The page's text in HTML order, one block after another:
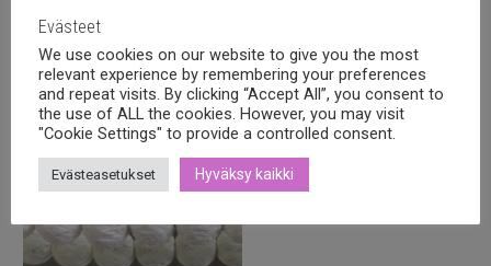
Laavakivi pyöreä 8mm
4,90€ sis alv.
6mm
4,20€ sis alv.
Evästeet
We use cookies on our website to give you the most
relevant experience by remembering your preferences
and repeat visits. By clicking “Accept All”, you consent to
the use of ALL the cookies. However, you may visit
"Cookie Settings" to provide a controlled consent.
Evästeasetukset Hyväksy kaikki